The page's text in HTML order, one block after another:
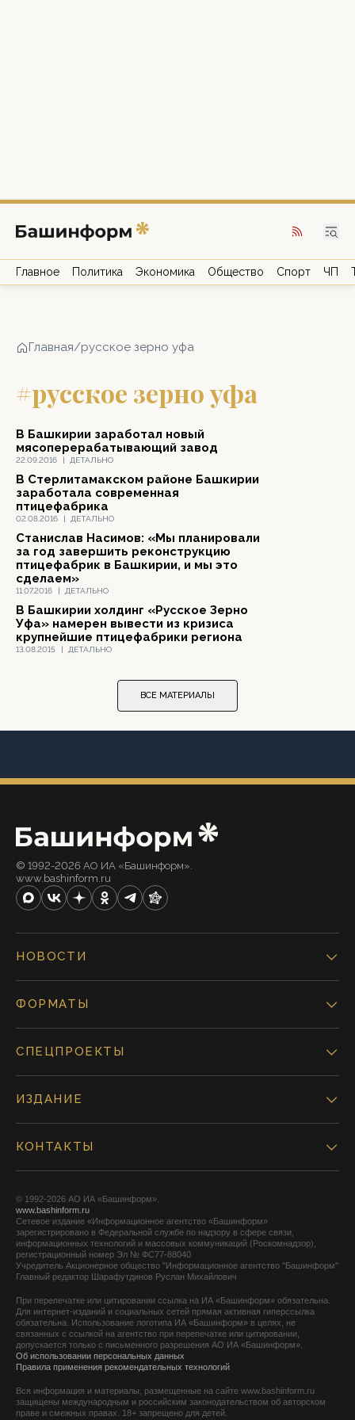
Главное Политика Экономика Общество Спорт ЧП
Главная/русское зерно уфа
#русское зерно уфа
22.09.2016 | ДЕТАЛЬНО
В Башкирии заработал новый
мясоперерабатывающий завод
02.08.2016 | ДЕТАЛЬНО
В Стерлитамакском районе Башкирии
заработала современная
птицефабрика
11.07.2016 | ДЕТАЛЬНО
Станислав Насимов: «Мы планировали
за год завершить реконструкцию
птицефабрик в Башкирии, и мы это
сделаем»
13.08.2015 | ДЕТАЛЬНО
В Башкирии холдинг «Русское Зерно
Уфа» намерен вывести из кризиса
крупнейшие птицефабрики региона
ВСЕ МАТЕРИАЛЫ
© 1992-2026 АО ИА «Башинформ».
www.bashinform.ru
НОВОСТИ
ФОРМАТЫ
СПЕЦПРОЕКТЫ
ИЗДАНИЕ
КОНТАКТЫ
© 1992-2026 АО ИА «Башинформ».
www.bashinform.ru
Сетевое издание «Информационное агентство «Башинформ»
зарегистрировано в Федеральной службе по надзору в сфере связи,
информационных технологий и массовых коммуникаций (Роскомнадзор),
регистрационный номер Эл № ФС77-88040
Учредитель Акционерное общество "Информационное агентство "Башинформ"
Главный редактор Шарафутдинов Руслан Михайлович
При перепечатке или цитировании ссылка на ИА «Башинформ» обязательна.
Для интернет-изданий и социальных сетей прямая активная гиперссылка
обязательна. Использование логотипа ИА «Башинформ» в целях, не
связанных с ссылкой на агентство при перепечатке или цитировании,
допускается только с письменного разрешения АО ИА «Башинформ».
Об использовании персональных данных
Правила применения рекомендательных технологий
Вся информация и материалы, размещенные на сайте www.bashinform.ru
защищены международным и российским законодательством об авторском
праве и смежных правах. 18+ запрещено для детей.